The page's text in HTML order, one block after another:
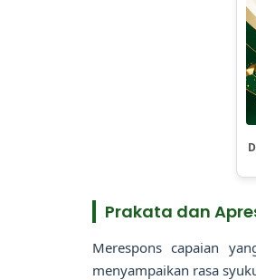
Prakata dan
Merespons capaian
menyampaikan rasa